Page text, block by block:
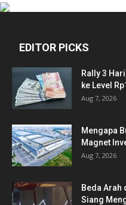
EDITOR PICKS
Rally 3
ke Level
Aug 7, 2026
Mengapa
Magnet
Aug 7, 2026
Beda Arah
Siang